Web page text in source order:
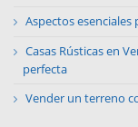
Aspectos
Casas Rústicas en
perfecta
Vender un terreno